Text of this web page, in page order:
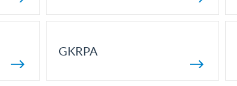
GKRPA